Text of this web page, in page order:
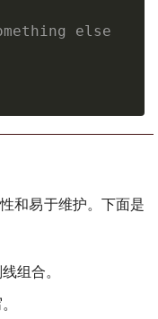
else
和易于维护。下面是
组合。